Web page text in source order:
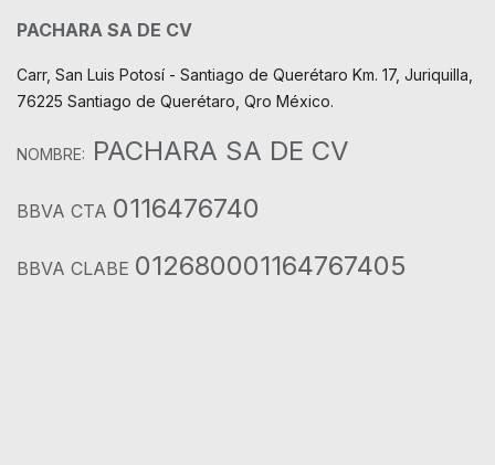
PACHARA SA DE CV
Carr, San Luis Potosí - Santiago de Querétaro Km. 17, Juriquilla,
76225 Santiago de Querétaro, Qro México.
NOMBRE: PACHARA SA DE CV
BBVA CTA 0116476740
BBVA CLABE 012680001164767405